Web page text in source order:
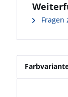
Fragen